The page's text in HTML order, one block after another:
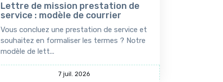
Lettre de mission prestation de
service : modèle de courrier
Vous concluez une prestation de service et
souhaitez en formaliser les termes ? Notre
modèle de lett...
7 juil. 2026